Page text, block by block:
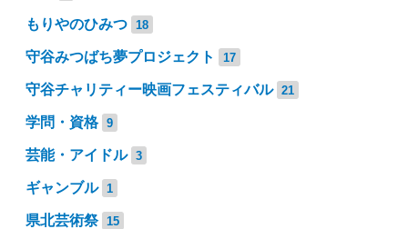
もりやのひみつ 18
守谷みつばち夢プロジェクト 17
守谷チャリティー映画フェスティバル 21
学問・資格 9
芸能・アイドル 3
ギャンブル 1
県北芸術祭 15